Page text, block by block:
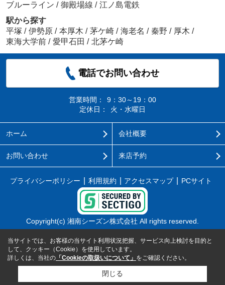
ブルーライン / 御殿場線 / 江ノ島電鉄
駅から探す
平塚 / 伊勢原 / 本厚木 / 茅ケ崎 / 海老名 / 秦野 / 厚木 /
東海大学前 / 愛甲石田 / 北茅ケ崎
電話でお問い合わせ
営業時間：
9：30～19：00
定休日：
火・水曜日
ホーム 会社概要
お問い合わせ 来店予約
プライバシーポリシー 利用規約 アクセスマップ PCサイト
Copyright(c) 湘南シーズン株式会社 All rights reserved.
当サイトでは、お客様の当サイト利用状況把握、サービス向上検討を目的と
して、クッキー（Cookie）を使用しています。
詳しくは、当社の 「Cookieの取扱いについて」 をご確認ください。
閉じる